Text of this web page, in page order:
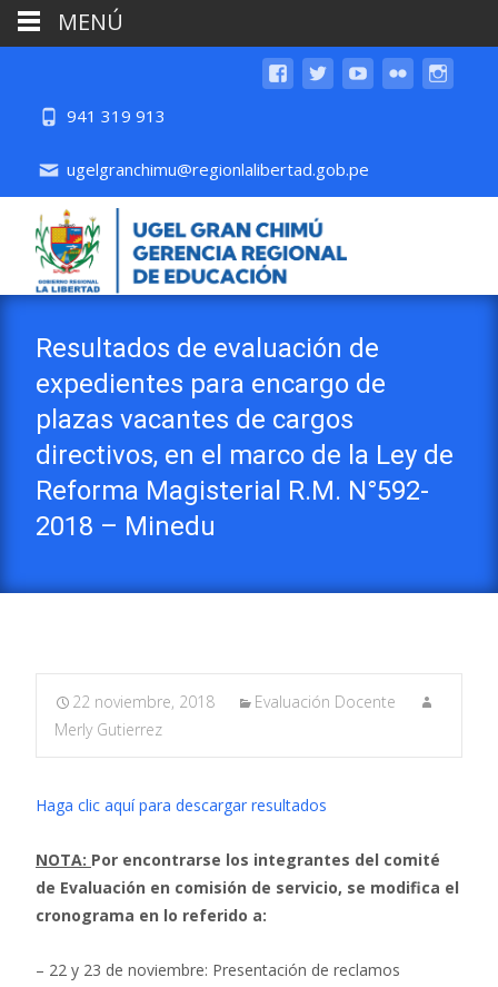
941 319 913
ugelgranchimu@regionlalibertad.gob.pe
Resultados de evaluación de
expedientes para encargo de
plazas vacantes de cargos
directivos, en el marco de la Ley de
Reforma Magisterial R.M. N°592-
2018 – Minedu
22 noviembre, 2018
Evaluación Docente
Merly Gutierrez
Haga clic aquí para descargar resultados
NOTA: Por encontrarse los integrantes del comité
de Evaluación en comisión de servicio, se modifica el
cronograma en lo referido a:
– 22 y 23 de noviembre: Presentación de reclamos
MENÚ